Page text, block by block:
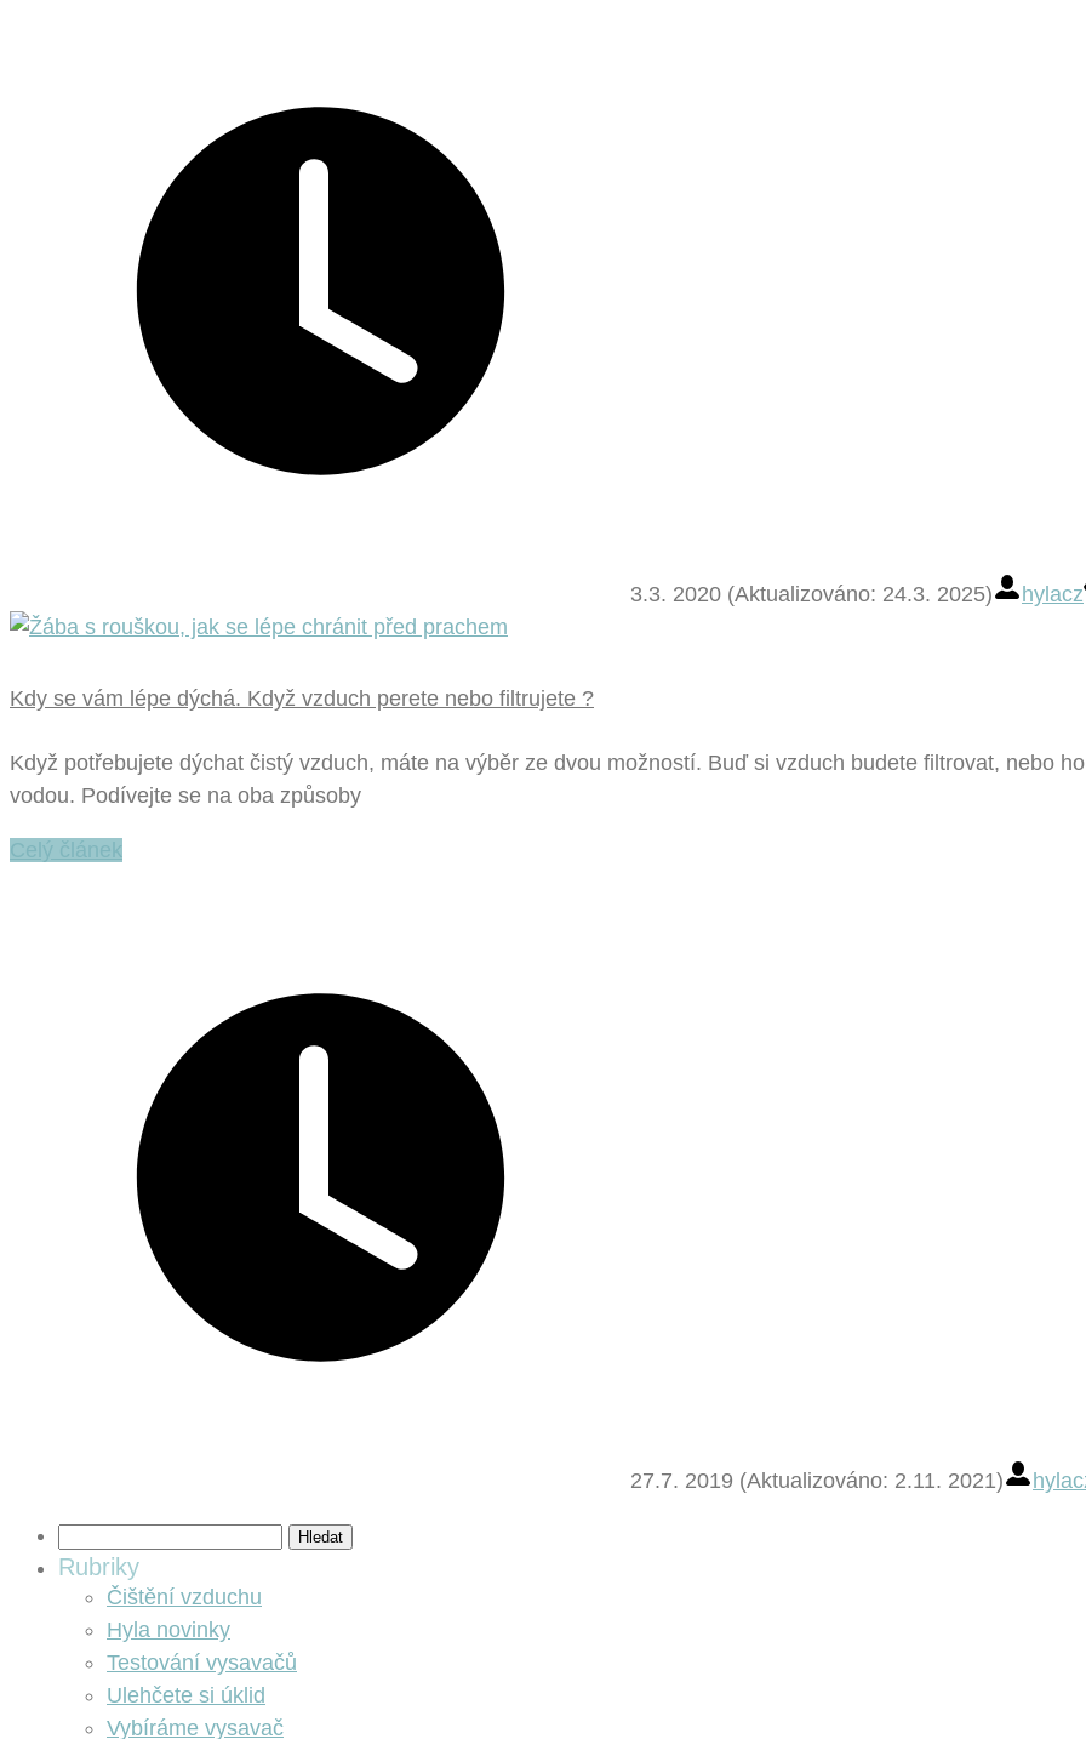
3.3. 2020 (Aktualizováno: 24.3. 2025) hylacz
Kdy se vám lépe dýchá. Když vzduch perete nebo filtrujete ?
Když potřebujete dýchat čistý vzduch, máte na výběr ze dvou možností. Buď si vzduch budete filtrovat, nebo
vodou. Podívejte se na oba způsoby
Celý článek
27.7. 2019 (Aktualizováno: 2.11. 2021)
Vyhledávání
Rubriky
Čištění vzduchu
Hyla novinky
Testování vysavačů
Ulehčete si úklid
Vybíráme vysavač